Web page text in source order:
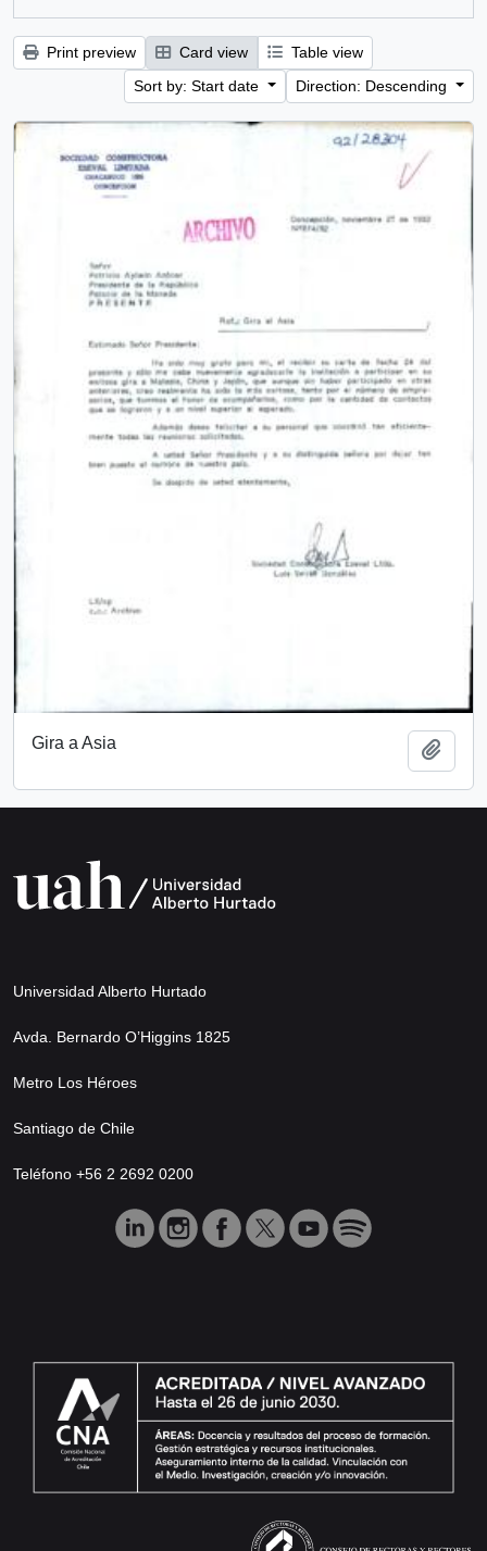
Print preview Card view
Table view
Sort by: Start date
Direction: Descending
Gira a Asia
Universidad Alberto Hurtado
Avda. Bernardo O’Higgins 1825
Metro Los Héroes
Santiago de Chile
Teléfono +56 2 2692 0200